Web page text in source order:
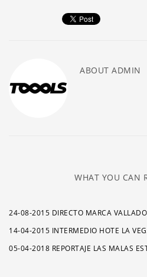
ABOUT ADMIN
WHAT YOU CAN
24-08-2015 DIRECTO MARCA
14-04-2015 INTERMEDIO HOTE LA
05-04-2018 REPORTAJE LAS MALAS